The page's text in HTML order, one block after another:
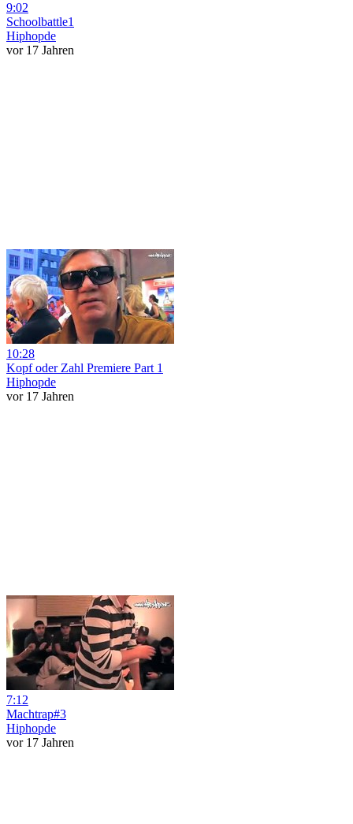
9:02
Schoolbattle1
Hiphopde
vor 17 Jahren
10:28
Kopf oder Zahl Premiere Part 1
Hiphopde
vor 17 Jahren
7:12
Machtrap#3
Hiphopde
vor 17 Jahren